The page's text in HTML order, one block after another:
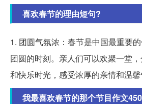
喜欢春节的理由短句?
1. 团圆气氛浓：春节是中国最重要
团圆的时刻。亲人们可以欢聚一堂
和快乐时光，感受浓厚的亲情和温馨
我最喜欢春节的那个节目作文